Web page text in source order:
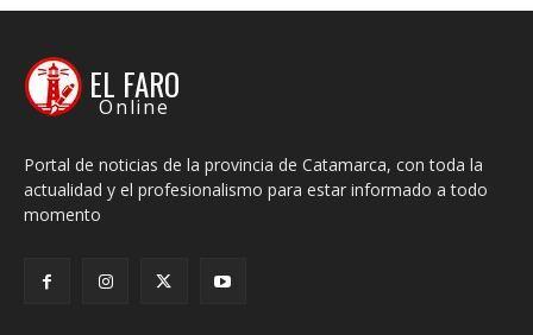
EL FARO
Online
Portal de noticias de la provincia de Catamarca, con toda la
actualidad y el profesionalismo para estar informado a todo
momento